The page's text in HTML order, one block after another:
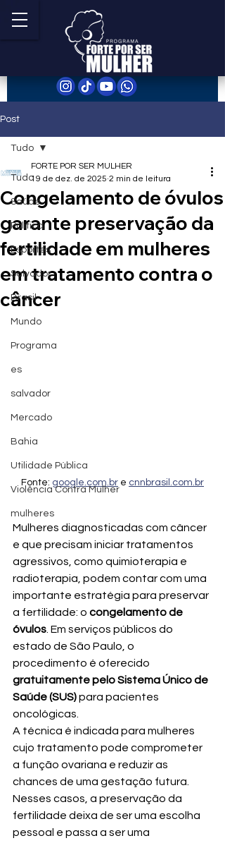
Post
Tudo
Saúde
Política
Esportes
Salvador
Brasil
Mundo
Programa
es
salvador
Mercado
Bahia
Utilidade Pública
Violência Contra Mulher
mulheres
Tudo
Congelamento de óvulos
garante preservação da
fertilidade em mulheres
em tratamento contra o
câncer
FORTE POR SER MULHER
19 de dez. de 2025 2 min de leitura
Fonte: google.com.br e cnnbrasil.com.br
Mulheres diagnosticadas com câncer
e que precisam iniciar tratamentos
agressivos, como quimioterapia e
radioterapia, podem contar com uma
importante estratégia para preservar
a fertilidade: o congelamento de
óvulos . Em serviços públicos do
estado de São Paulo, o
procedimento é oferecido
gratuitamente pelo Sistema Único de
Saúde (SUS) para pacientes
oncológicas.
A técnica é indicada para mulheres
cujo tratamento pode comprometer
a função ovariana e reduzir as
chances de uma gestação futura.
Nesses casos, a preservação da
fertilidade deixa de ser uma escolha
pessoal e passa a ser uma